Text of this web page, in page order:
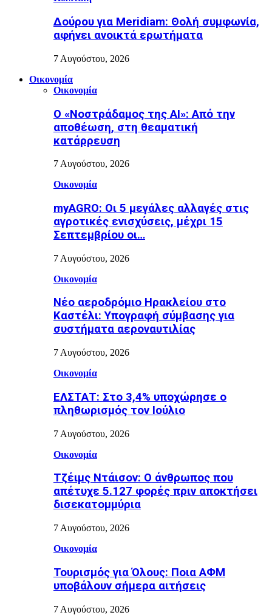
Δούρου για Meridiam: Θολή συμφωνία,
αφήνει ανοικτά ερωτήματα
7 Αυγούστου, 2026
Οικονομία
Οικονομία
Ο «Νοστράδαμος της AI»: Από την
αποθέωση, στη θεαματική
κατάρρευση
7 Αυγούστου, 2026
Οικονομία
myAGRO: Οι 5 μεγάλες αλλαγές στις
αγροτικές ενισχύσεις, μέχρι 15
Σεπτεμβρίου οι…
7 Αυγούστου, 2026
Οικονομία
Νέο αεροδρόμιο Ηρακλείου στο
Καστέλι: Υπογραφή σύμβασης για
συστήματα αεροναυτιλίας
7 Αυγούστου, 2026
Οικονομία
ΕΛΣΤΑΤ: Στο 3,4% υποχώρησε ο
πληθωρισμός τον Ιούλιο
7 Αυγούστου, 2026
Οικονομία
Τζέιμς Ντάισον: Ο άνθρωπος που
απέτυχε 5.127 φορές πριν αποκτήσει
δισεκατομμύρια
7 Αυγούστου, 2026
Οικονομία
Τουρισμός για Όλους: Ποια ΑΦΜ
υποβάλουν σήμερα αιτήσεις
7 Αυγούστου, 2026